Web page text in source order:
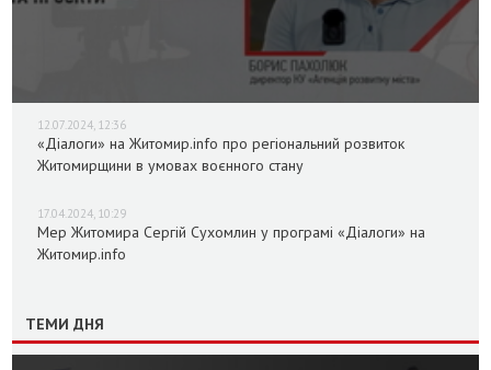
12.07.2024, 12:36
«Діалоги» на Житомир.info про регіональний розвиток
Житомирщини в умовах воєнного стану
17.04.2024, 10:29
Мер Житомира Сергій Сухомлин у програмі «Діалоги» на
Житомир.info
ТЕМИ ДНЯ